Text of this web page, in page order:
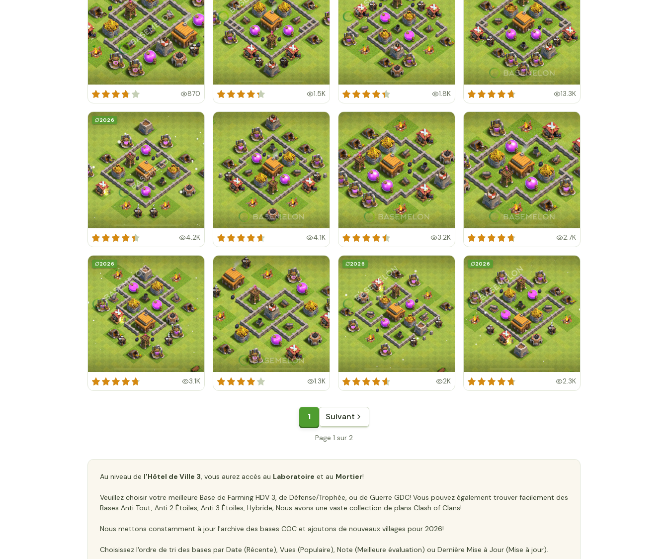
870 1.5K 1.8K 13.3K
2026
4.2K 4.1K 3.2K 2.7K
2026
3.1K 1.3K
2026
2K
2026
2.3K
1 Suivant
Page 1 sur 2
Au niveau de l'Hôtel de Ville 3, vous aurez accès au Laboratoire et au Mortier!
Veuillez choisir votre meilleure Base de Farming HDV 3, de Défense/Trophée, ou de Guerre GDC! Vous pouvez également trouver facilement des
Bases Anti Tout, Anti 2 Étoiles, Anti 3 Étoiles, Hybride; Nous avons une vaste collection de plans Clash of Clans!
Nous mettons constamment à jour l'archive des bases COC et ajoutons de nouveaux villages pour 2026!
Choisissez l'ordre de tri des bases par Date (Récente), Vues (Populaire), Note (Meilleure évaluation) ou Dernière Mise à Jour (Mise à jour).